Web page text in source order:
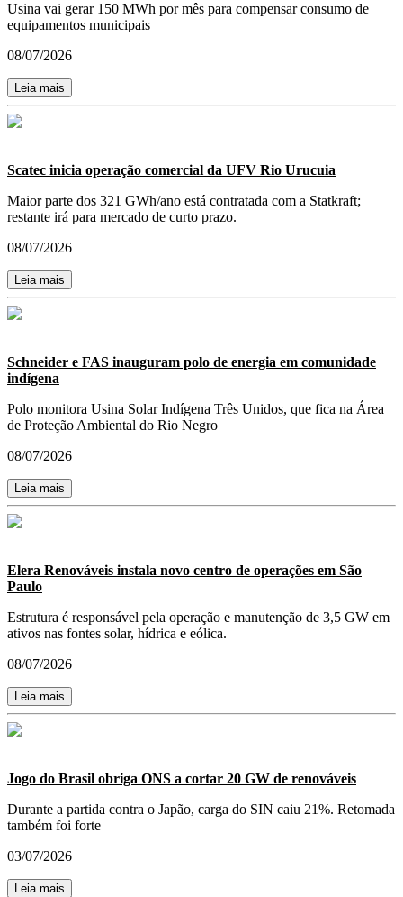
Usina vai gerar 150 MWh por mês para compensar consumo de
equipamentos municipais
08/07/2026
Leia mais
Scatec inicia operação comercial da UFV Rio Urucuia
Maior parte dos 321 GWh/ano está contratada com a Statkraft;
restante irá para mercado de curto prazo.
08/07/2026
Leia mais
Schneider e FAS inauguram polo de energia em comunidade
indígena
Polo monitora Usina Solar Indígena Três Unidos, que fica na Área
de Proteção Ambiental do Rio Negro
08/07/2026
Leia mais
Elera Renováveis instala novo centro de operações em São
Paulo
Estrutura é responsável pela operação e manutenção de 3,5 GW em
ativos nas fontes solar, hídrica e eólica.
08/07/2026
Leia mais
Jogo do Brasil obriga ONS a cortar 20 GW de renováveis
Durante a partida contra o Japão, carga do SIN caiu 21%. Retomada
também foi forte
03/07/2026
Leia mais